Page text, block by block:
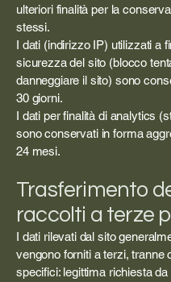
ulteriori finalità per la
stessi.
I dati (indirizzo IP) utilizzati a
sicurezza del sito (blocco
danneggiare il sito) sono
30 giorni.
I dati per finalità di analytics
sono conservati in forma
24 mesi.
Trasferimento
raccolti a terze
I dati rilevati dal sito
vengono forniti a terzi, tranne
specifici: legittima richiesta da